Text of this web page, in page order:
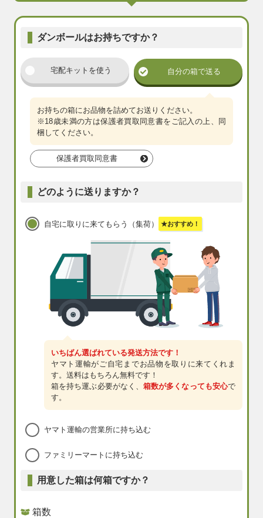
ダンボールはお持ちですか？
宅配キットを使う 自分の箱で送る
お持ちの箱にお品物を詰めてお送りください。
※18歳未満の方は保護者買取同意書をご記入の上、同
梱してください。
保護者買取同意書
どのように送りますか？
自宅に取りに来てもらう（集荷） ★おすすめ！
いちばん選ばれている発送方法です！
ヤマト運輸がご自宅までお品物を取りに来てくれま
す。送料はもちろん無料です！
箱を持ち運ぶ必要がなく、箱数が多くなっても安心で
す。
ヤマト運輸の営業所に持ち込む
ファミリーマートに持ち込む
用意した箱は何箱ですか？
箱数